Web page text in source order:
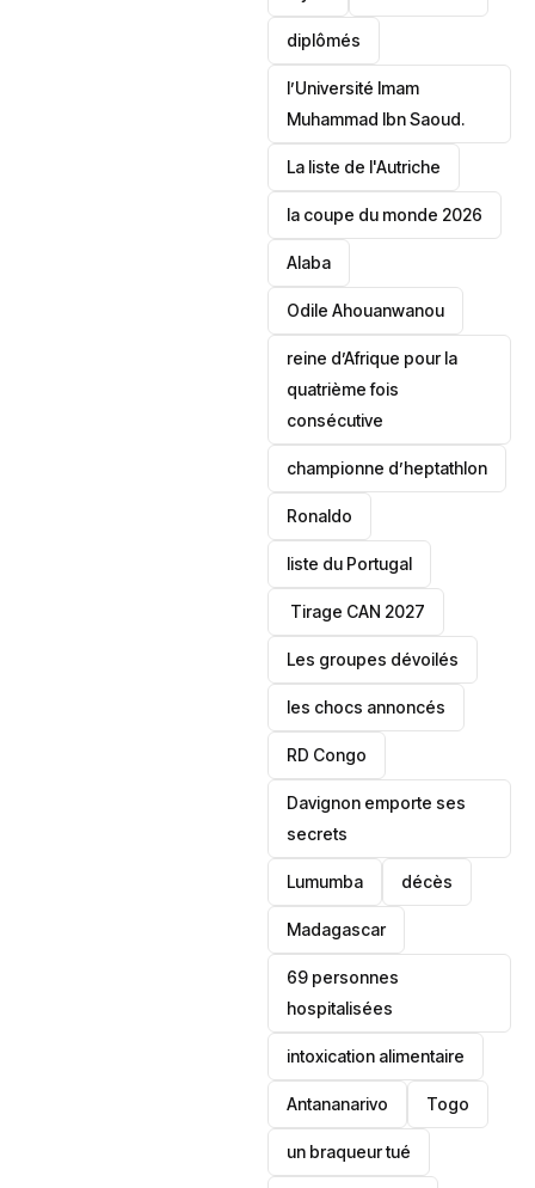
diplômés
l’Université Imam
Muhammad Ibn Saoud.
‎La liste de l'Autriche
la coupe du monde 2026
Alaba
Odile Ahouanwanou
reine d’Afrique pour la
quatrième fois
consécutive
championne d’heptathlon
Ronaldo
liste du Portugal
‎ Tirage CAN 2027
Les groupes dévoilés
les chocs annoncés
‎RD Congo
Davignon emporte ses
secrets
Lumumba décès
‎Madagascar
69 personnes
hospitalisées
intoxication alimentaire
Antananarivo ‎Togo
un braqueur tué